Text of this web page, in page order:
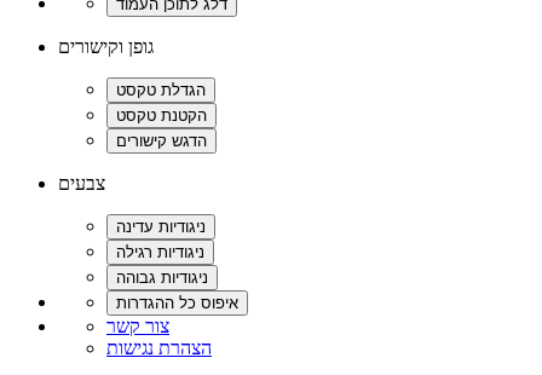
גופן וקישורים
צבעים
צור קשר
הצהרת נגישות